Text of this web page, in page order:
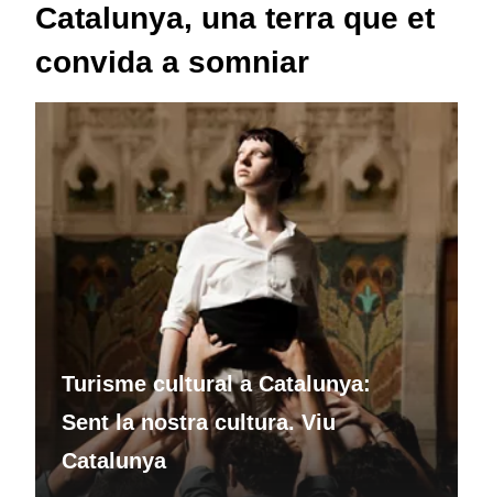
Catalunya, una terra que et
convida a somniar
Turisme cultural a Catalunya:
Sent la nostra cultura. Viu
Catalunya